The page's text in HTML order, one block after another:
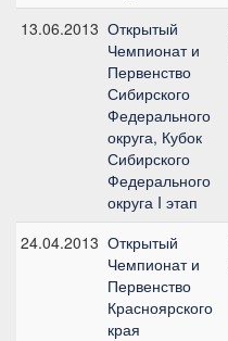
13.06.2013 Открытый
Чемпионат и
Первенство
Сибирского
Федерального
округа, Кубок
Сибирского
Федерального
округа I этап
24.04.2013 Открытый
Чемпионат и
Первенство
Красноярского
края